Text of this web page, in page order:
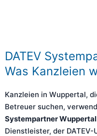
DATEV
Was Kanzleien
Kanzleien in Wuppertal,
Betreuer suchen,
Systempartner Wuppertal
Dienstleister, der